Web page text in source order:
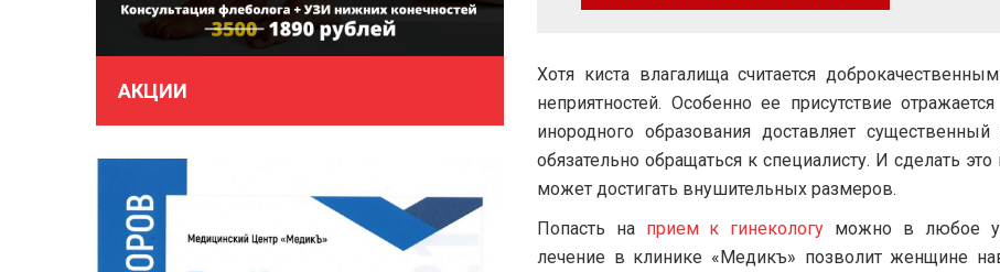
АКЦИИ
Хотя киста влагалища считается
неприятностей. Особенно ее присутствие
инородного образования доставляет
обязательно обращаться к специалисту. И сделать
может достигать внушительных размеров.
Попасть на прием к гинекологу можно в любое
лечение в клинике «Медикъ» позволит женщине